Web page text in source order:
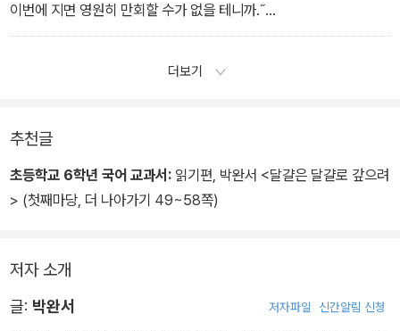
수남이는 짐을 꾸렸다. 아마 내일도 바람이 불었으면, 바람이 물결치
P89 “문명이 한 일은 그 다음 일이란다. 문명은 사람에게 해로운 곤
을 멸종시키려고 한 노릇이 결과적으로 이로운 곤충의 먹이를 없애는
일이 되고, 그 일이 자꾸만 얼어나면서 곤충 세계의 조화는 깨어지고
P93 “시가 정말 쓸모없는 거라면 없어지는 게 당연하지 않을까요?
우리 엄마가 아이들한테 제일 많이 하는 잔소리도 ‘쓸모없는 건 제때
이번에 지면 영원히 만회할 수가 없을 테니까.˝
사나이가 입으로 가져 가려는 독배를 임금님은 황급히
더보기
추천글
초등학교 6학년 국어 교과서: 읽기편, 박완서 <달걀은 달걀로 갚으려
> (첫째마당, 더 나아가기 49~58쪽)
저자 소개
글: 박완서 저자파일 신간알림 신청